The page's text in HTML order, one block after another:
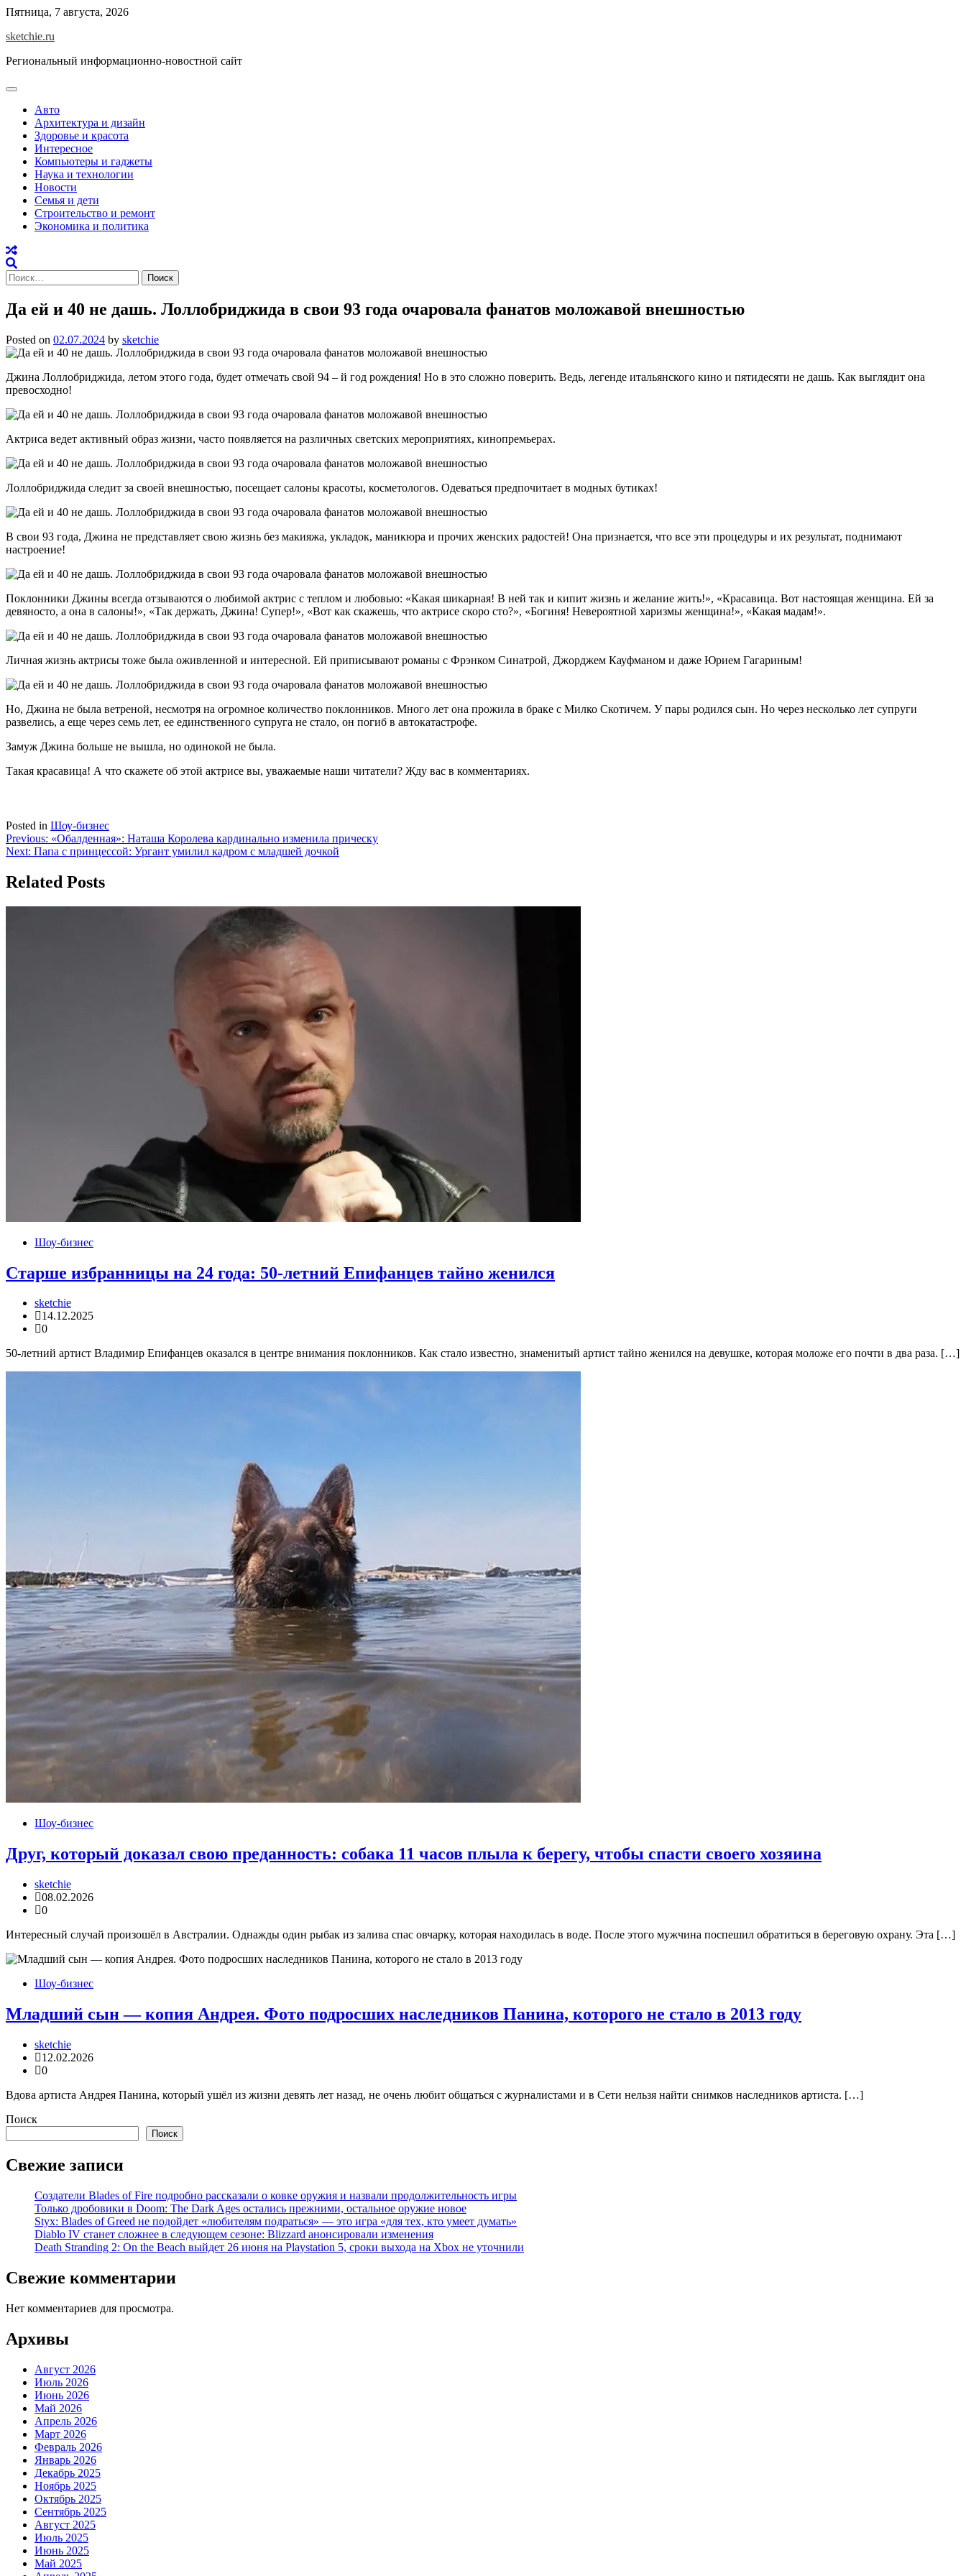
Skip
content
Пятница, 7 августа, 2026
sketchie.ru
Региональный информационно-новостной сайт
Авто
Архитектура и дизайн
Здоровье и красота
Интересное
Компьютеры и гаджеты
Наука и технологии
Новости
Семья и дети
Строительство и ремонт
Экономика и политика
Найти:
Да ей и 40 не дашь. Лоллобриджида в свои 93 года очаровала фанатов моложавой внешностью
Posted on 02.07.2024 by sketchie
Джина Лоллобриджида, летом этого года, будет отмечать свой 94 – й год рождения! Но в это сложно поверить. Ведь, легенде итальянского кино и пятидесяти не дашь. Как выглядит она
превосходно!
Актриса ведет активный образ жизни, часто появляется на различных светских мероприятиях, кинопремьерах.
Лоллобриджида следит за своей внешностью, посещает салоны красоты, косметологов. Одеваться предпочитает в модных бутиках!
В свои 93 года, Джина не представляет свою жизнь без макияжа, укладок, маникюра и прочих женских радостей! Она признается, что все эти процедуры и их результат, поднимают
настроение!
Поклонники Джины всегда отзываются о любимой актрис с теплом и любовью: «Какая шикарная! В ней так и кипит жизнь и желание жить!», «Красавица. Вот настоящая женщина. Ей за
девяносто, а она в салоны!», «Так держать, Джина! Супер!», «Вот как скажешь, что актрисе скоро сто?», «Богиня! Невероятной харизмы женщина!», «Какая мадам!».
Личная жизнь актрисы тоже была оживленной и интересной. Ей приписывают романы с Фрэнком Синатрой, Джорджем Кауфманом и даже Юрием Гагариным!
Но, Джина не была ветреной, несмотря на огромное количество поклонников. Много лет она прожила в браке с Милко Скотичем. У пары родился сын. Но через несколько лет супруги
развелись, а еще через семь лет, ее единственного супруга не стало, он погиб в автокатастрофе.
Замуж Джина больше не вышла, но одинокой не была.
Такая красавица! А что скажете об этой актрисе вы, уважаемые наши читатели? Жду вас в комментариях.
Posted in Шоу-бизнес
Навигация
по
записям
Previous: «Обалденная»: Наташа Королева кардинально изменила прическу
Next: Папа с принцессой: Ургант умилил кадром с младшей дочкой
Related Posts
Шоу-бизнес
Старше избранницы на 24 года: 50-летний Епифанцев тайно женился
sketchie
14.12.2025
0
50-летний артист Владимир Епифанцев оказался в центре внимания поклонников. Как стало известно, знаменитый артист тайно женился на девушке, которая моложе его почти в два раза. […]
Шоу-бизнес
Друг, который доказал свою преданность: собака 11 часов плыла к берегу, чтобы спасти своего хозяина
sketchie
08.02.2026
0
Интересный случай произошёл в Австралии. Однажды один рыбак из залива спас овчарку, которая находилась в воде. После этого мужчина поспешил обратиться в береговую охрану. Эта […]
Шоу-бизнес
Младший сын — копия Андрея. Фото подросших наследников Панина, которого не стало в 2013 году
sketchie
12.02.2026
0
Вдова артиста Андрея Панина, который ушёл из жизни девять лет назад, не очень любит общаться с журналистами и в Сети нельзя найти снимков наследников артиста. […]
Поиск
Поиск
Свежие записи
Создатели Blades of Fire подробно рассказали о ковке оружия и назвали продолжительность игры
Только дробовики в Doom: The Dark Ages остались прежними, остальное оружие новое
Styx: Blades of Greed не подойдет «любителям подраться» — это игра «для тех, кто умеет думать»
Diablo IV станет сложнее в следующем сезоне: Blizzard анонсировали изменения
Death Stranding 2: On the Beach выйдет 26 июня на Playstation 5, сроки выхода на Xbox не уточнили
Свежие комментарии
Нет комментариев для просмотра.
Архивы
Август 2026
Июль 2026
Июнь 2026
Май 2026
Апрель 2026
Март 2026
Февраль 2026
Январь 2026
Декабрь 2025
Ноябрь 2025
Октябрь 2025
Сентябрь 2025
Август 2025
Июль 2025
Июнь 2025
Май 2025